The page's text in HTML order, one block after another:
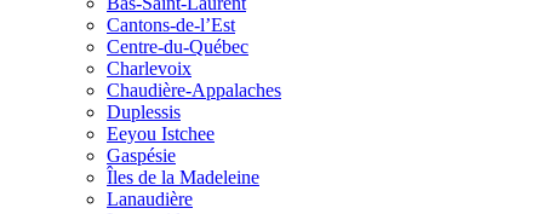
Cantons-de-l’Est
Centre-du-Québec
Charlevoix
Chaudière-Appalaches
Duplessis
Eeyou Istchee
Gaspésie
Îles de la Madeleine
Lanaudière